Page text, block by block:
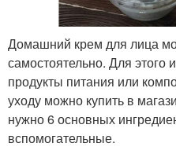
Домашний крем для лица
самостоятельно. Для этого
продукты питания или
уходу можно купить в
нужно 6 основных
вспомогательные.